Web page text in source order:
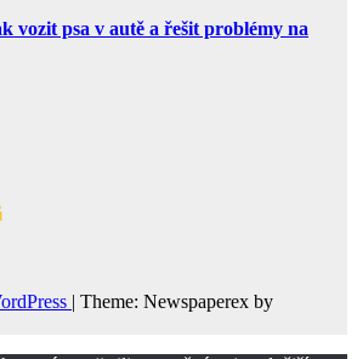
vozit psa v autě a řešit problémy na
| Theme: Newspaperex by